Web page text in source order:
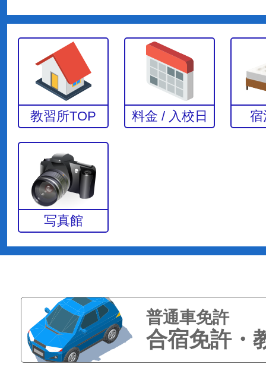
教習所TOP 料金 / 入校日 宿
写真館
普通車免許
合宿免許・